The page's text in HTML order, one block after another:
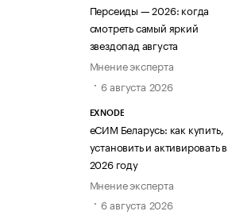
Персеиды — 2026: когда
смотреть самый яркий
звездопад августа
Мнение эксперта
6 августа 2026
EXNODE
еСИМ Беларусь: как купить,
установить и активировать в
2026 году
Мнение эксперта
6 августа 2026